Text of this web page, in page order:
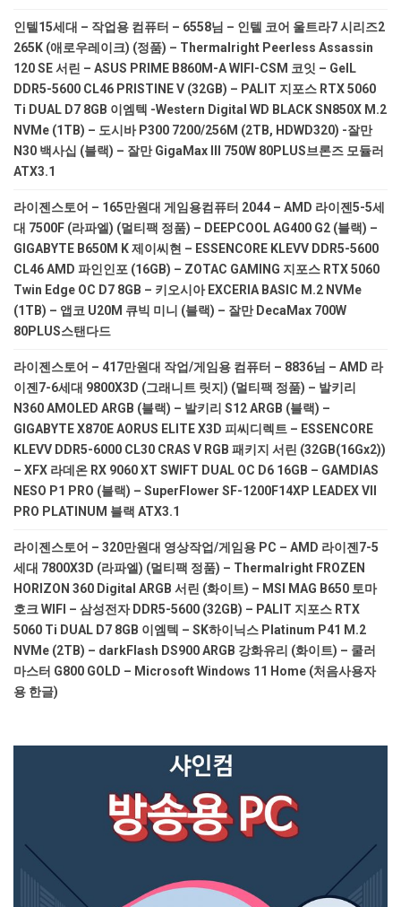
인텔15세대 – 작업용 컴퓨터 – 6558님 – 인텔 코어 울트라7 시리즈2
265K (애로우레이크) (정품) – Thermalright Peerless Assassin
120 SE 서린 – ASUS PRIME B860M-A WIFI-CSM 코잇 – GeIL
DDR5-5600 CL46 PRISTINE V (32GB) – PALIT 지포스 RTX 5060
Ti DUAL D7 8GB 이엠텍 -Western Digital WD BLACK SN850X M.2
NVMe (1TB) – 도시바 P300 7200/256M (2TB, HDWD320) -잘만
N30 백사십 (블랙) – 잘만 GigaMax III 750W 80PLUS브론즈 모듈러
ATX3.1
라이젠스토어 – 165만원대 게임용컴퓨터 2044 – AMD 라이젠5-5세
대 7500F (라파엘) (멀티팩 정품) – DEEPCOOL AG400 G2 (블랙) –
GIGABYTE B650M K 제이씨현 – ESSENCORE KLEVV DDR5-5600
CL46 AMD 파인인포 (16GB) – ZOTAC GAMING 지포스 RTX 5060
Twin Edge OC D7 8GB – 키오시아 EXCERIA BASIC M.2 NVMe
(1TB) – 앱코 U20M 큐빅 미니 (블랙) – 잘만 DecaMax 700W
80PLUS스탠다드
라이젠스토어 – 417만원대 작업/게임용 컴퓨터 – 8836님 – AMD 라
이젠7-6세대 9800X3D (그래니트 릿지) (멀티팩 정품) – 발키리
N360 AMOLED ARGB (블랙) – 발키리 S12 ARGB (블랙) –
GIGABYTE X870E AORUS ELITE X3D 피씨디렉트 – ESSENCORE
KLEVV DDR5-6000 CL30 CRAS V RGB 패키지 서린 (32GB(16Gx2))
– XFX 라데온 RX 9060 XT SWIFT DUAL OC D6 16GB – GAMDIAS
NESO P1 PRO (블랙) – SuperFlower SF-1200F14XP LEADEX VII
PRO PLATINUM 블랙 ATX3.1
라이젠스토어 – 320만원대 영상작업/게임용 PC – AMD 라이젠7-5
세대 7800X3D (라파엘) (멀티팩 정품) – Thermalright FROZEN
HORIZON 360 Digital ARGB 서린 (화이트) – MSI MAG B650 토마
호크 WIFI – 삼성전자 DDR5-5600 (32GB) – PALIT 지포스 RTX
5060 Ti DUAL D7 8GB 이엠텍 – SK하이닉스 Platinum P41 M.2
NVMe (2TB) – darkFlash DS900 ARGB 강화유리 (화이트) – 쿨러
마스터 G800 GOLD – Microsoft Windows 11 Home (처음사용자
용 한글)